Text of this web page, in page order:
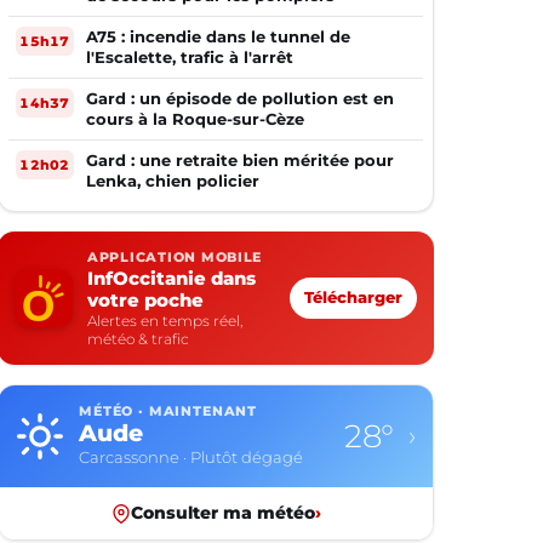
15h17
A75 : incendie dans le tunnel de
l'Escalette, trafic à l'arrêt
14h37
Gard : un épisode de pollution est en
cours à la Roque-sur-Cèze
12h02
Gard : une retraite bien méritée pour
Lenka, chien policier
APPLICATION MOBILE
InfOccitanie dans
votre poche
Alertes en temps réel,
météo & trafic
Télécharger
MÉTÉO · MAINTENANT
Aude
Carcassonne · Plutôt dégagé
28° ›
Consulter ma météo›